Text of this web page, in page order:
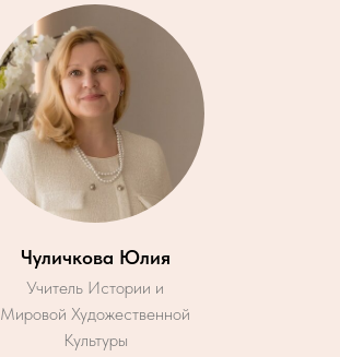
Чуличкова Юлия
Учитель Истории и
Мировой Художественной
Культуры